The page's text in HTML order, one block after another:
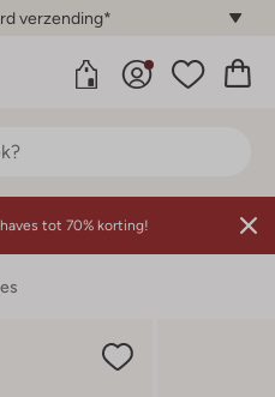
verzending*
tot 70% korting!